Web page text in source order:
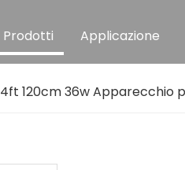
Prodotti Applicazione
4ft 120cm 36w Apparecchio